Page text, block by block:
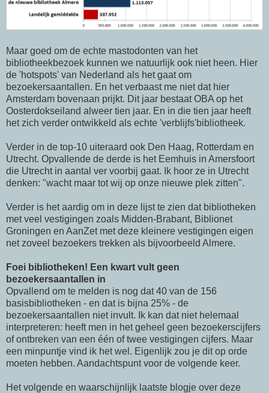
Maar goed om de echte mastodonten van het
bibliotheekbezoek kunnen we natuurlijk ook niet heen. Hier
de 'hotspots' van Nederland als het gaat om
bezoekersaantallen. En het verbaast me niet dat hier
Amsterdam bovenaan prijkt. Dit jaar bestaat OBA op het
Oosterdokseiland alweer tien jaar. En in die tien jaar heeft
het zich verder ontwikkeld als echte 'verblijfs'bibliotheek.
Verder in de top-10 uiteraard ook Den Haag, Rotterdam en
Utrecht. Opvallende de derde is het Eemhuis in Amersfoort
die Utrecht in aantal ver voorbij gaat. Ik hoor ze in Utrecht
denken: "wacht maar tot wij op onze nieuwe plek zitten".
Verder is het aardig om in deze lijst te zien dat bibliotheken
met veel vestigingen zoals Midden-Brabant, Biblionet
Groningen en AanZet met deze kleinere vestigingen eigen
net zoveel bezoekers trekken als bijvoorbeeld Almere.
Foei bibliotheken! Een kwart vult geen
bezoekersaantallen in
Opvallend om te melden is nog dat 40 van de 156
basisbibliotheken - en dat is bijna 25% - de
bezoekersaantallen niet invult. Ik kan dat niet helemaal
interpreteren: heeft men in het geheel geen bezoekerscijfers
of ontbreken van een één of twee vestigingen cijfers. Maar
een minpuntje vind ik het wel. Eigenlijk zou je dit op orde
moeten hebben. Aandachtspunt voor de volgende keer.
Het volgende en waarschijnlijk laatste blogje over deze